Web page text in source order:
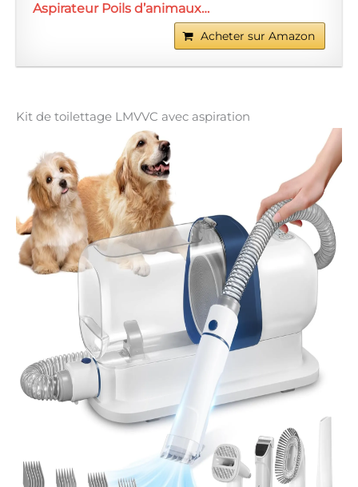
Aspirateur Poils d’animaux…
Acheter sur Amazon
Kit de toilettage LMVVC avec aspiration